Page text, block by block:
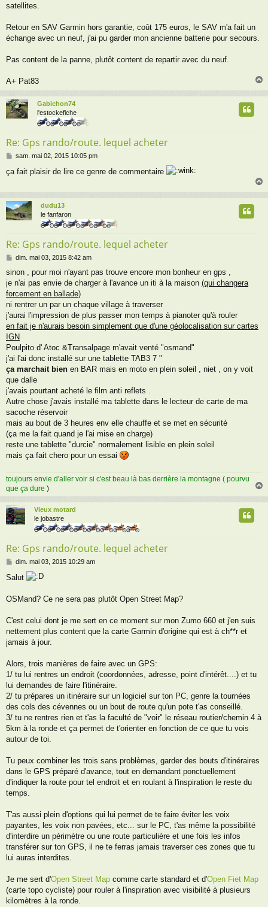
satellites.
Retour en SAV Garmin hors garantie, coût 175 euros, le SAV m'a fait un
échange avec un neuf, j'ai pu garder mon ancienne batterie pour secours.
Pas content de la panne, plutôt content de repartir avec du neuf.
A+ Pat83
a
Gabichon74
l'estockefiche
Re: Gps rando/route. lequel acheter
M
s
a
g
e
sam. mai 02, 2015 10:05 pm
ça fait plaisir de lire ce genre de commentaire
a
dudu13
le fanfaron
Re: Gps rando/route. lequel acheter
M
s
s
a
g
dim. mai 03, 2015 8:42 am
sinon , pour moi n'ayant pas trouve encore mon bonheur en gps ,
je n'ai pas envie de charger à l'avance un iti à la maison (qui changera
forcement en ballade)
ni rentrer un par un chaque village à traverser
j'aurai l'impression de plus passer mon temps à pianoter qu'à rouler
en fait je n'aurais besoin simplement que d'une géolocalisation sur cartes
IGN
Poulpito d' Atoc &Transalpage m'avait venté "osmand"
j'ai l'ai donc installé sur une tablette TAB3 7 "
ça marchait bien en BAR mais en moto en plein soleil , niet , on y voit
que dalle
j'avais pourtant acheté le film anti reflets .
Autre chose j'avais installé ma tablette dans le lecteur de carte de ma
sacoche réservoir
mais au bout de 3 heures env elle chauffe et se met en sécurité
(ça me la fait quand je l'ai mise en charge)
reste une tablette "durcie" normalement lisible en plein soleil
mais ça fait chero pour un essai
toujours envie d'aller voir si c'est beau là bas derrière la montagne ( pourvu
que ça dure )
u
Vieux motard
le jobastre
Re: Gps rando/route. lequel acheter
M
s
a
dim. mai 03, 2015 10:29 am
Salut
OSMand? Ce ne sera pas plutôt Open Street Map?
C'est celui dont je me sert en ce moment sur mon Zumo 660 et j'en suis
nettement plus content que la carte Garmin d'origine qui est à ch**r et
jamais à jour.
Alors, trois manières de faire avec un GPS:
1/ tu lui rentres un endroit (coordonnées, adresse, point d'intérêt....) et tu
lui demandes de faire l'itinéraire.
2/ tu prépares un itinéraire sur un logiciel sur ton PC, genre la tournées
des cols des cévennes ou un bout de route qu'un pote t'as conseillé.
3/ tu ne rentres rien et t'as la faculté de "voir" le réseau routier/chemin 4 à
5km à la ronde et ça permet de t'orienter en fonction de ce que tu vois
autour de toi.
Tu peux combiner les trois sans problèmes, garder des bouts d'itinéraires
dans le GPS préparé d'avance, tout en demandant ponctuellement
d'indiquer la route pour tel endroit et en roulant à l'inspiration le reste du
temps.
T'as aussi plein d'options qui lui permet de te faire éviter les voix
payantes, les voix non pavées, etc... sur le PC, t'as même la possibilité
d'interdire un périmètre ou une route particulière et une fois les infos
transférer sur ton GPS, il ne te ferras jamais traverser ces zones que tu
lui auras interdites.
Je me sert d'Open Street Map comme carte standard et d'Open Fiet Map
(carte topo cycliste) pour rouler à l'inspiration avec visibilité à plusieurs
kilomètres à la ronde.